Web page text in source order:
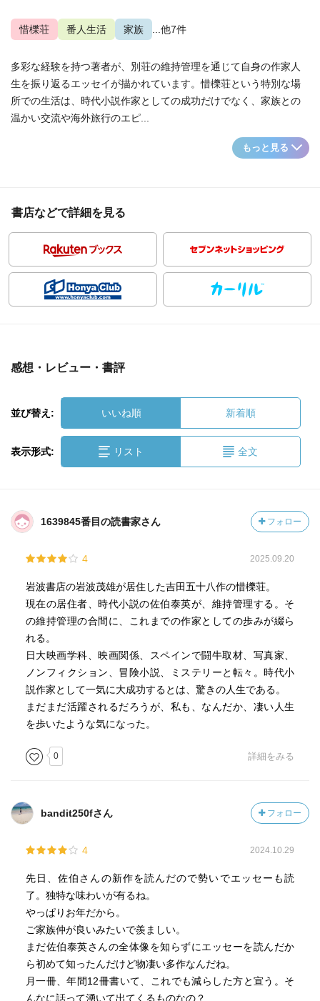
惜櫟荘 番人生活 家族 ...他7件
多彩な経験を持つ著者が、別荘の維持管理を通じて自身の作家人
生を振り返るエッセイが描かれています。惜櫟荘という特別な場
所での生活は、時代小説作家としての成功だけでなく、家族との
温かい交流や海外旅行のエピ...
もっと見る
書店などで詳細を見る
感想・レビュー・書評
並び替え: いいね順 新着順
表示形式: リスト 全文
1639845番目の読書家さん フォロー
4 2025.09.20
岩波書店の岩波茂雄が居住した吉田五十八作の惜櫟荘。
現在の居住者、時代小説の佐伯泰英が、維持管理する。そ
の維持管理の合間に、これまでの作家としての歩みが綴ら
れる。
日大映画学科、映画関係、スペインで闘牛取材、写真家、
ノンフィクション、冒険小説、ミステリーと転々。時代小
説作家として一気に大成功するとは、驚きの人生である。
まだまだ活躍されるだろうが、私も、なんだか、凄い人生
を歩いたような気になった。
0 詳細をみる
bandit250fさん フォロー
4 2024.10.29
先日、佐伯さんの新作を読んだので勢いでエッセーも読
了。独特な味わいが有るね。
やっぱりお年だから。
ご家族仲が良いみたいで羨ましい。
まだ佐伯泰英さんの全体像を知らずにエッセーを読んだか
ら初めて知ったんだけど物凄い多作なんだね。
月一冊、年間12冊書いて、これでも減らした方と宣う。そ
んなに話って湧いて出てくるものなの？